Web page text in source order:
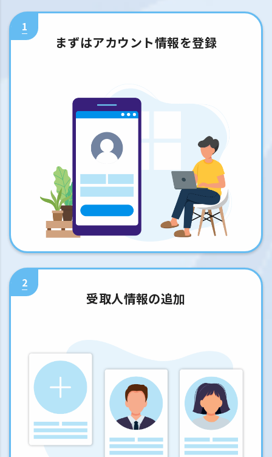
1
まずはアカウント情報を登録
2
受取人情報の追加